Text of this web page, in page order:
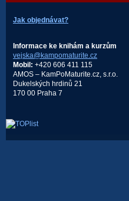
Jak objednávat?
Informace ke knihám a kurzům
vejska@kampomaturite.cz
Mobil: +420 606 411 115
AMOS – KamPoMaturite.cz, s.r.o.
Dukelských hrdinů 21
170 00 Praha 7